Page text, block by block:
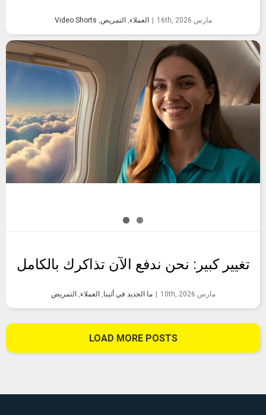
مارس 16th, 2026 العملاء, التمريض,
Video Shorts
تغيير كبير: نحن ندفع الآن تذاكرك بالكامل
مارس 10th, 2026 ما الجديد في أثينا, العملاء, التمريض
LOAD MORE POSTS